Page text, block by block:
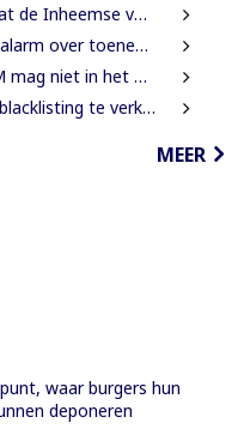
volken er waren
en overlast door vreemdelingen
het gedrang komen
te verkleinen
MEER
waar burgers hun
deponeren